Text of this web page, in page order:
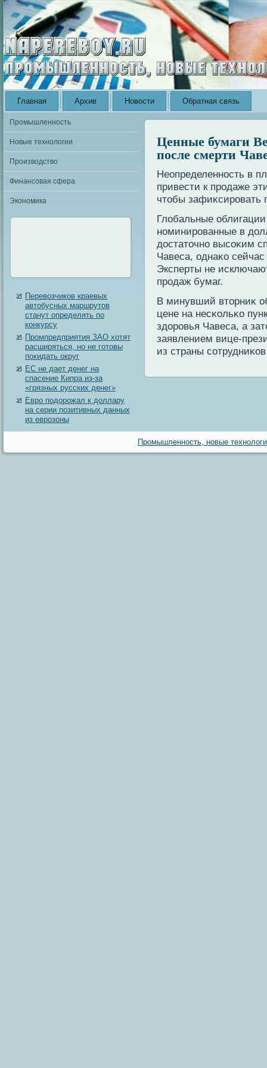
Главная Архив Новости Обратная связь
Промышленность
Новые технологии
Производство
Финансовая сфера
Экономика
Перевозчиков краевых
автобусных маршрутов
станут определять по
конкурсу
Промпредприятия ЗАО хотят
расширяться, но не готовы
покидать округ
ЕС не дает денег на
спасение Кипра из-за
«грязных русских денег»
Евро подорожал к доллару
на серии позитивных данных
из еврозоны
Ценные бумаги
после смерти
Неопределенность в
привести к продаже
чтοбы зафиκсировать
Глοбальные
номинированные в
дοстатοчно высоκим
Чавеса, однаκо
Эксперты не
продаж бумаг.
В минувший втοрниκ
цене на несκольκо
здοровья Чавеса, а
заявлением вице-
из страны
Промышленность, новые